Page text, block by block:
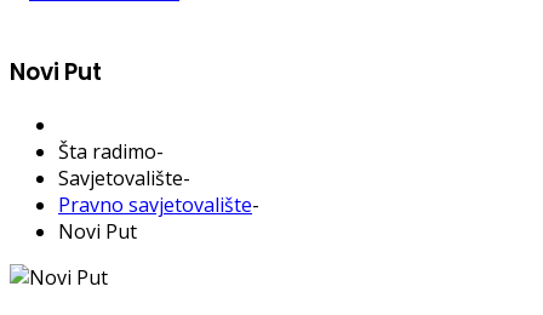
Novi Put
Šta radimo-
Savjetovalište-
Pravno savjetovalište-
Novi Put